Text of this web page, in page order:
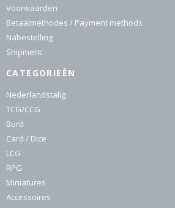
Voorwaarden
Betaalmethodes / Payment methods
Nabestelling
Shipment
CATEGORIEËN
Nederlandstalig
TCG/CCG
Bord
Card / Dice
LCG
RPG
Miniatures
Accessoires